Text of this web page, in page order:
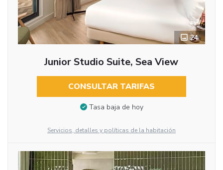
24
Junior Studio Suite, Sea View
CONSULTAR TARIFAS
Tasa baja de hoy
Servicios, detalles y políticas de la habitación